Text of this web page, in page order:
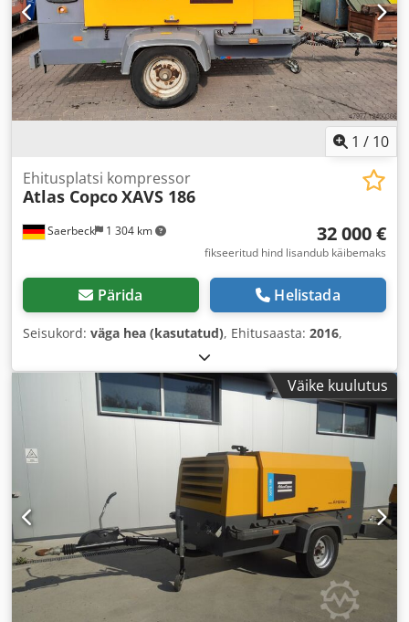
1 / 10
Saerbeck 1 304 km
Ehitusplatsi kompressor
Atlas CopcoXAVS 186
32 000 €
fikseeritud hind lisandub käibemaks
Pärida Helistada
Seisukord: väga hea (kasutatud), Ehitusaasta: 2016,
Väike kuulutus